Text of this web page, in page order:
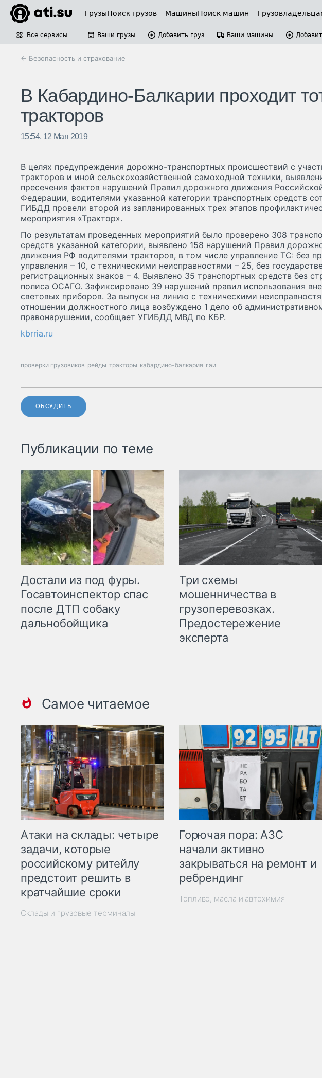
ГрузыПоиск грузов МашиныПоиск машин
Все сервисы Ваши грузы Добавить груз Ваши машины
← Безопасность и страхование
В Кабардино-Балкарии проходит
тракторов
15:54, 12 Мая 2019
В целях предупреждения дорожно-транспортных происшествий с
тракторов и иной сельскохозяйственной самоходной техники,
пресечения фактов нарушений Правил дорожного движения
Федерации, водителями указанной категории транспортных средств
ГИБДД провели второй из запланированных трех этапов
мероприятия «Трактор».
По результатам проведенных мероприятий было проверено 308
средств указанной категории, выявлено 158 нарушений Правил
движения РФ водителями тракторов, в том числе управление ТС: без
управления – 10, с техническими неисправностями – 25, без
регистрационных знаков – 4. Выявлено 35 транспортных средств без
полиса ОСАГО. Зафиксировано 39 нарушений правил использования
световых приборов. За выпуск на линию с техническими
отношении должностного лица возбуждено 1 дело об
правонарушении, сообщает УГИБДД МВД по КБР.
kbrria.ru
проверки грузовиков рейды тракторы кабардино-балкария гаи
ОБСУДИТЬ
Публикации по теме
Достали из под фуры.
Госавтоинспектор спас
после ДТП собаку
дальнобойщика
Три схемы
мошенничества в
грузоперевозках.
Предостережение
эксперта
Самое читаемое
Атаки на склады: четыре
задачи, которые
российскому ритейлу
предстоит решить в
кратчайшие сроки
Склады и грузовые терминалы
Горючая пора: АЗС
начали активно
закрываться на ремонт и
ребрендинг
Топливо, масла и автохимия